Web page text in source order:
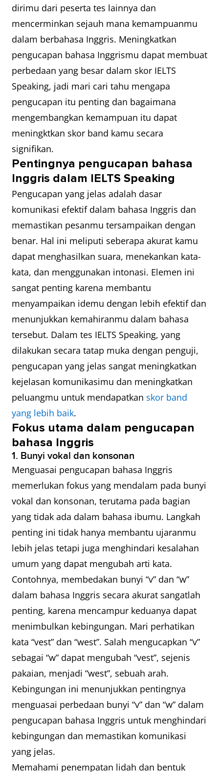
dirimu dari peserta tes lainnya dan
mencerminkan sejauh mana kemampuanmu
dalam berbahasa Inggris. Meningkatkan
pengucapan bahasa Inggrismu dapat membuat
perbedaan yang besar dalam skor IELTS
Speaking, jadi mari cari tahu mengapa
pengucapan itu penting dan bagaimana
mengembangkan kemampuan itu dapat
meningktkan skor band kamu secara
signifikan.
Pentingnya pengucapan bahasa
Inggris dalam IELTS Speaking
Pengucapan yang jelas adalah dasar
komunikasi efektif dalam bahasa Inggris dan
memastikan pesanmu tersampaikan dengan
benar. Hal ini meliputi seberapa akurat kamu
dapat menghasilkan suara, menekankan kata-
kata, dan menggunakan intonasi. Elemen ini
sangat penting karena membantu
menyampaikan idemu dengan lebih efektif dan
menunjukkan kemahiranmu dalam bahasa
tersebut. Dalam tes IELTS Speaking, yang
dilakukan secara tatap muka dengan penguji,
pengucapan yang jelas sangat meningkatkan
kejelasan komunikasimu dan meningkatkan
peluangmu untuk mendapatkan skor band
yang lebih baik.
Fokus utama dalam pengucapan
bahasa Inggris
1. Bunyi vokal dan konsonan
Menguasai pengucapan bahasa Inggris
memerlukan fokus yang mendalam pada bunyi
vokal dan konsonan, terutama pada bagian
yang tidak ada dalam bahasa ibumu. Langkah
penting ini tidak hanya membantu ujaranmu
lebih jelas tetapi juga menghindari kesalahan
umum yang dapat mengubah arti kata.
Contohnya, membedakan bunyi “v” dan “w”
dalam bahasa Inggris secara akurat sangatlah
penting, karena mencampur keduanya dapat
menimbulkan kebingungan. Mari perhatikan
kata “vest” dan “west”. Salah mengucapkan “v”
sebagai “w” dapat mengubah “vest”, sejenis
pakaian, menjadi “west”, sebuah arah.
Kebingungan ini menunjukkan pentingnya
menguasai perbedaan bunyi “v” dan “w” dalam
pengucapan bahasa Inggris untuk menghindari
kebingungan dan memastikan komunikasi
yang jelas.
Memahami penempatan lidah dan bentuk